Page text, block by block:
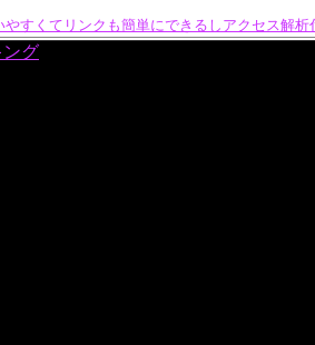
やすくてリンクも簡単にできるしアクセス解